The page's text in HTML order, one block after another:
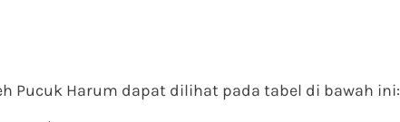
Pucuk Harum dapat dilihat pada tabel di bawah ini: